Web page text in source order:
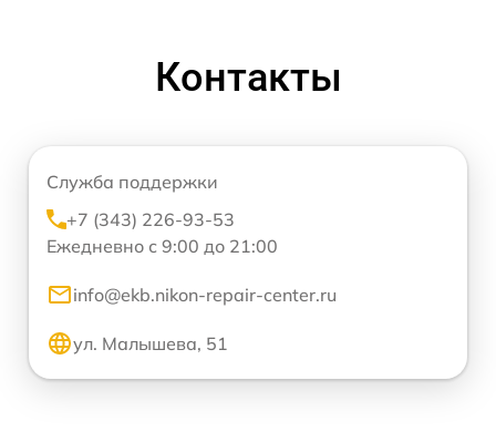
Контакты
Служба поддержки
+7 (343) 226-93-53
Ежедневно с 9:00 до 21:00
info@ekb.nikon-repair-center.ru
ул. Малышева, 51